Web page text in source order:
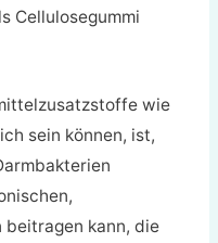
Cellulosegummi
wie
sein können, ist,
beitragen kann, die